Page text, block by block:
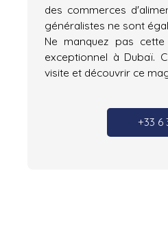
des commerces
généralistes ne sont
Ne manquez pas
exceptionnel à Dubaï.
visite et découvrir ce
+33 6